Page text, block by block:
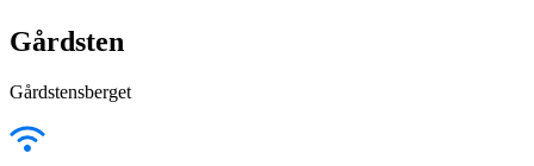
Gårdsten
Gårdstensberget